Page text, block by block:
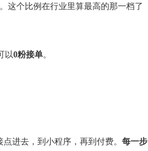
。这个比例在行业里算最高的那一档了
以0粉接单。
进去，到小程序，再到付费。 每一步